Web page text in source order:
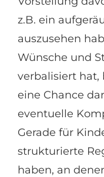
z.B. ein
auszusehen
Wünsche und
verbalisiert hat,
eine Chance
eventuelle
Gerade für
strukturierte
haben, an